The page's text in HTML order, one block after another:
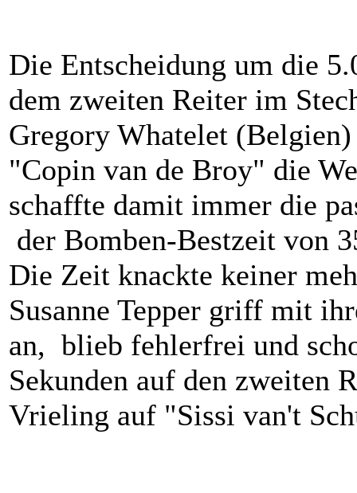
Die Entscheidung um die
dem zweiten Reiter im
Gregory Whatelet
"Copin van de Broy" die
schaffte damit immer die
der Bomben-Bestzeit von
Die Zeit knackte keiner
Susanne Tepper griff mit
an, blieb fehlerfrei und
Sekunden auf den zweiten
Vrieling auf "Sissi van't